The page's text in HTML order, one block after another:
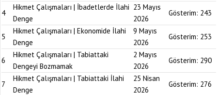
4
Hikmet Çalışmaları | İbadetlerde İlahi
Denge
23 Mayıs
2026
Gösterim: 243
5
Hikmet Çalışmaları | Ekonomide İlahi
Denge
9 Mayıs
2026
Gösterim: 253
6
Hikmet Çalışmaları | Tabiattaki
Dengeyi Bozmamak
2 Mayıs
2026
Gösterim: 290
7
Hikmet Çalışmaları | Tabiattaki İlahi
Denge
25 Nisan
2026
Gösterim: 276